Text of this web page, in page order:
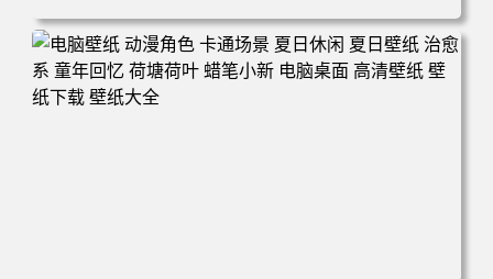
电脑壁纸 二次元角色 动漫角色 女帝 波雅·汉库克 波雅汉库
克 海贼王 电脑桌面 高清壁纸 壁纸下载 壁纸大全